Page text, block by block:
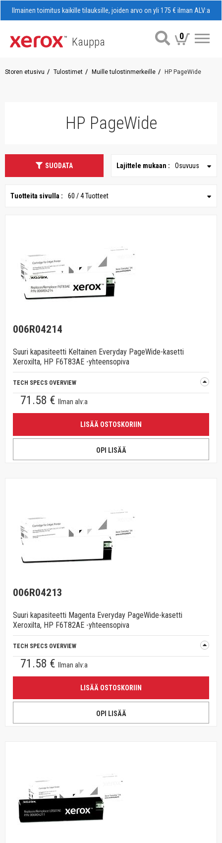
Ilmainen toimitus kaikille tilauksille, joiden arvo on yli 175 € ilman ALV:a
Kauppa 0
Storen etusivu Tulostimet Muille tulostinmerkeille HP PageWide
HP PageWide
SUODATA Lajittele mukaan : Osuvuus
Tuotteita sivulla : 60 / 4 Tuotteet
006R04214
Suuri kapasiteetti Keltainen Everyday PageWide-kasetti
Xeroxilta, HP F6T83AE -yhteensopiva
TECH SPECS OVERVIEW
71.58 € Ilman alv:a
LISÄÄ OSTOSKORIIN
OPI LISÄÄ
006R04213
Suuri kapasiteetti Magenta Everyday PageWide-kasetti
Xeroxilta, HP F6T82AE -yhteensopiva
TECH SPECS OVERVIEW
71.58 € Ilman alv:a
LISÄÄ OSTOSKORIIN
OPI LISÄÄ